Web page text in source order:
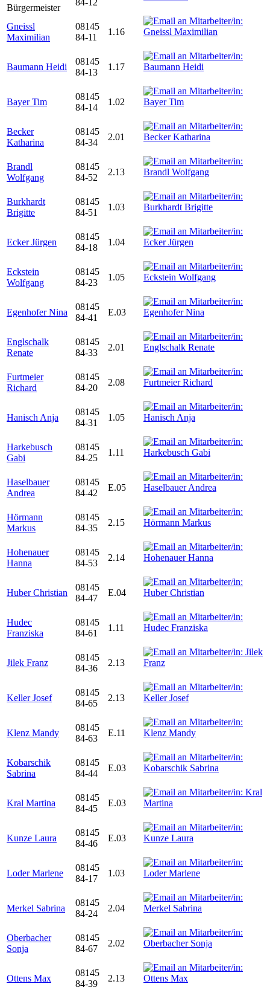
Bürgermeister
84-12
Gneissl
Maximilian
08145
84-11
1.16
Baumann Heidi
08145
84-13
1.17
Bayer Tim
08145
84-14
1.02
Becker
Katharina
08145
84-34
2.01
Brandl
Wolfgang
08145
84-52
2.13
Burkhardt
Brigitte
08145
84-51
1.03
Ecker Jürgen
08145
84-18
1.04
Eckstein
Wolfgang
08145
84-23
1.05
Egenhofer Nina
08145
84-41
E.03
Englschalk
Renate
08145
84-33
2.01
Furtmeier
Richard
08145
84-20
2.08
Hanisch Anja
08145
84-31
1.05
Harkebusch
Gabi
08145
84-25
1.11
Haselbauer
Andrea
08145
84-42
E.05
Hörmann
Markus
08145
84-35
2.15
Hohenauer
Hanna
08145
84-53
2.14
Huber Christian
08145
84-47
E.04
Hudec
Franziska
08145
84-61
1.11
Jilek Franz
08145
84-36
2.13
Keller Josef
08145
84-65
2.13
Klenz Mandy
08145
84-63
E.11
Kobarschik
Sabrina
08145
84-44
E.03
Kral Martina
08145
84-45
E.03
Kunze Laura
08145
84-46
E.03
Loder Marlene
08145
84-17
1.03
Merkel Sabrina
08145
84-24
2.04
Oberbacher
Sonja
08145
84-67
2.02
Ottens Max
08145
84-39
2.13